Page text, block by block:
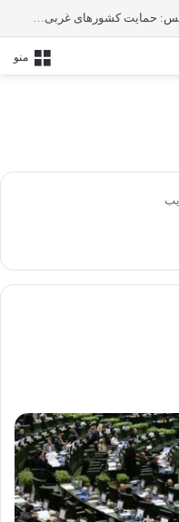
پزشکیان در تماس با نخست‌ وزیر انگلیس: حمایت کشور‌های غربی از رژیم صهیونیستی امنیت منطقه و جهان را به خطر انداخته است
منو